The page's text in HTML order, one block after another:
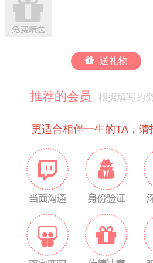
送礼物
推荐的会员 根据填写的
更适合相伴一生的TA，请